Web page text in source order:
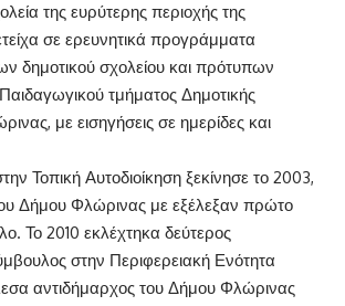
της ευρύτερης περιοχής της
σε ερευνητικά προγράμματα
δημοτικού σχολείου και πρότυπων
τμήματος Δημοτικής
με εισηγήσεις σε ημερίδες και
Τοπική Αυτοδιοίκηση ξεκίνησε το 2003,
Δήμου Φλώρινας με εξέλεξαν πρώτο
Το 2010 εκλέχτηκα δεύτερος
στην Περιφερειακή Ενότητα
αντιδήμαρχος του Δήμου Φλώρινας